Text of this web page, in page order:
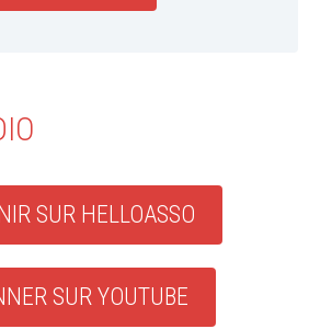
SUR HELLOASSO
SUR YOUTUBE